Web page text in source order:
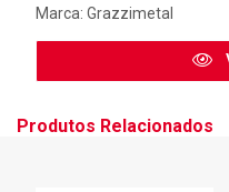
Marca: Grazzimetal
Produtos Relacionados